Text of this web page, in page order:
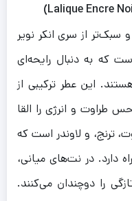
سبک‌تر از سری انکر نویر
که به دنبال رایحه‌ای
این عطر ترکیبی از
طراوت و انرژی را القا
ترنج، و لاوندر است که
دارد. در نت‌های میانی،
را دوچندان می‌کنند.